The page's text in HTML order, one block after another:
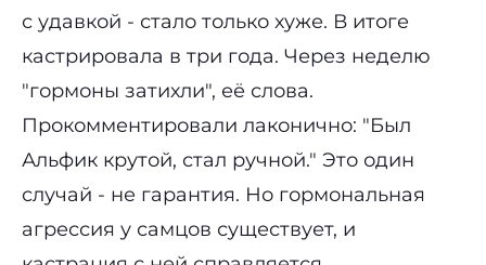
с удавкой - стало только хуже. В итоге
кастрировала в три года. Через неделю
"гормоны затихли", её слова.
Прокомментировали лаконично: "Был
Альфик крутой, стал ручной." Это один
случай - не гарантия. Но гормональная
агрессия у самцов существует, и